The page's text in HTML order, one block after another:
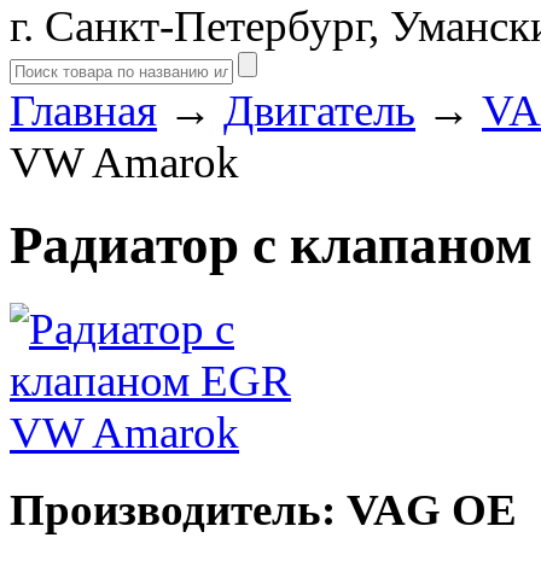
г. Санкт-Петербург,
Главная → Двигатель →
VW Amarok
Радиатор с
Производитель: VAG OE